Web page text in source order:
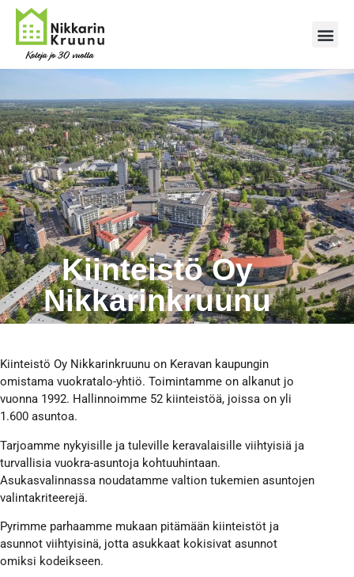
Kiinteistö Oy
Nikkarinkruunu
Kiinteistö Oy Nikkarinkruunu on Keravan kaupungin
omistama vuokratalo-yhtiö. Toimintamme on alkanut jo
vuonna 1992. Hallinnoimme 52 kiinteistöä, joissa on yli
1.600 asuntoa.
Tarjoamme nykyisille ja tuleville keravalaisille viihtyisiä ja
turvallisia vuokra-asuntoja kohtuuhintaan.
Asukasvalinnassa noudatamme valtion tukemien asuntojen
valintakriteerejä.
Pyrimme parhaamme mukaan pitämään kiinteistöt ja
asunnot viihtyisinä, jotta asukkaat kokisivat asunnot
omiksi kodeikseen.